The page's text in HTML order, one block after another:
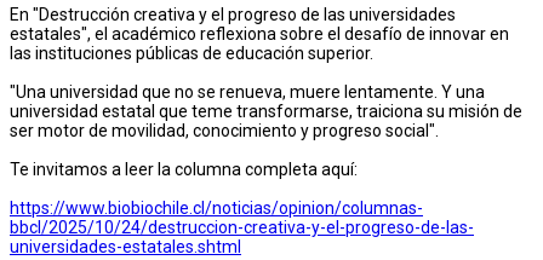
En "Destrucción creativa y el progreso de las universidades
estatales", el académico reflexiona sobre el desafío de innovar en
las instituciones públicas de educación superior.
"Una universidad que no se renueva, muere lentamente. Y una
universidad estatal que teme transformarse, traiciona su misión de
ser motor de movilidad, conocimiento y progreso social".
Te invitamos a leer la columna completa aquí:
https://www.biobiochile.cl/noticias/opinion/columnas-
bbcl/2025/10/24/destruccion-creativa-y-el-progreso-de-las-
universidades-estatales.shtml